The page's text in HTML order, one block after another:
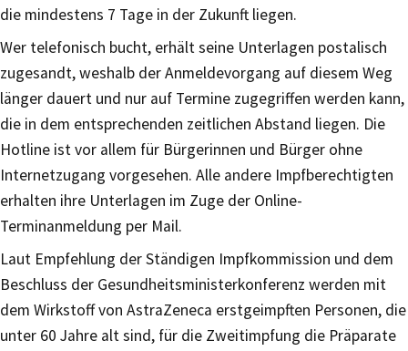
die mindestens 7 Tage in der Zukunft liegen.
Wer telefonisch bucht, erhält seine Unterlagen postalisch
zugesandt, weshalb der Anmeldevorgang auf diesem Weg
länger dauert und nur auf Termine zugegriffen werden kann,
die in dem entsprechenden zeitlichen Abstand liegen. Die
Hotline ist vor allem für Bürgerinnen und Bürger ohne
Internetzugang vorgesehen. Alle andere Impfberechtigten
erhalten ihre Unterlagen im Zuge der Online-
Terminanmeldung per Mail.
Laut Empfehlung der Ständigen Impfkommission und dem
Beschluss der Gesundheitsministerkonferenz werden mit
dem Wirkstoff von AstraZeneca erstgeimpften Personen, die
unter 60 Jahre alt sind, für die Zweitimpfung die Präparate